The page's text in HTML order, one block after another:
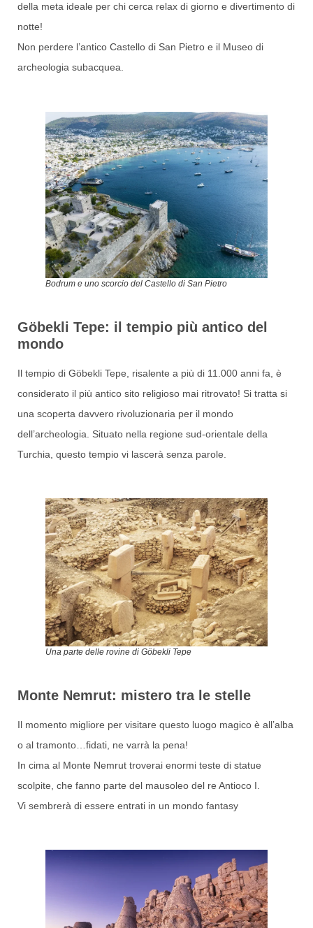
della meta ideale per chi cerca relax di giorno e divertimento di
notte!
Non perdere l’antico Castello di San Pietro e il Museo di
archeologia subacquea.
Bodrum e uno scorcio del Castello di San Pietro
Göbekli Tepe: il tempio più antico del
mondo
Il tempio di Göbekli Tepe, risalente a più di 11.000 anni fa, è
considerato il più antico sito religioso mai ritrovato! Si tratta si
una scoperta davvero rivoluzionaria per il mondo
dell’archeologia. Situato nella regione sud-orientale della
Turchia, questo tempio vi lascerà senza parole.
Una parte delle rovine di Göbekli Tepe
Monte Nemrut: mistero tra le stelle
Il momento migliore per visitare questo luogo magico è all’alba
o al tramonto…fidati, ne varrà la pena!
In cima al Monte Nemrut troverai enormi teste di statue
scolpite, che fanno parte del mausoleo del re Antioco I.
Vi sembrerà di essere entrati in un mondo fantasy